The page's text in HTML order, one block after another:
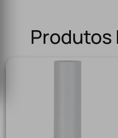
Produtos